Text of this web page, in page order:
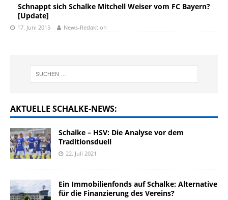
Schnappt sich Schalke Mitchell Weiser vom FC Bayern?
[Update]
17. Juni 2015 News-Redaktion
AKTUELLE SCHALKE-NEWS:
Schalke – HSV: Die Analyse vor dem
Traditionsduell
22. Juli 2021
Ein Immobilienfonds auf Schalke: Alternative
für die Finanzierung des Vereins?